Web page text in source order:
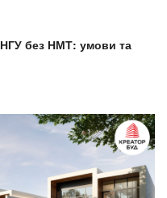
НГУ без НМТ: умови та